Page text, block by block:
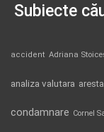
Subiecte
accident Adriana
analiza valutara
condamnare Cornel